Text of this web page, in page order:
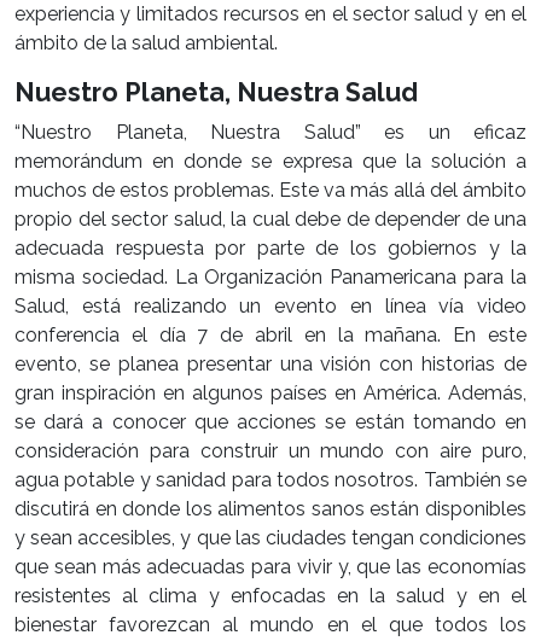
experiencia y limitados recursos en el sector salud y en el
ámbito de la salud ambiental.
Nuestro Planeta, Nuestra Salud
“Nuestro Planeta, Nuestra Salud” es un eficaz
memorándum en donde se expresa que la solución a
muchos de estos problemas. Este va más allá del ámbito
propio del sector salud, la cual debe de depender de una
adecuada respuesta por parte de los gobiernos y la
misma sociedad. La Organización Panamericana para la
Salud, está realizando un evento en línea vía video
conferencia el día 7 de abril en la mañana. En este
evento, se planea presentar una visión con historias de
gran inspiración en algunos países en América. Además,
se dará a conocer que acciones se están tomando en
consideración para construir un mundo con aire puro,
agua potable y sanidad para todos nosotros. También se
discutirá en donde los alimentos sanos están disponibles
y sean accesibles, y que las ciudades tengan condiciones
que sean más adecuadas para vivir y, que las economías
resistentes al clima y enfocadas en la salud y en el
bienestar favorezcan al mundo en el que todos los